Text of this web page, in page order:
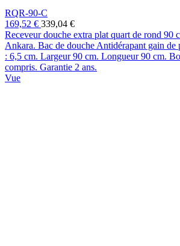
RQR-90-C
169,52 € 339,04 €
Receveur douche extra plat quart de rond 90
Ankara. Bac de douche Antidérapant gain de
: 6,5 cm. Largeur 90 cm. Longueur 90 cm.
compris. Garantie 2 ans.
Vue